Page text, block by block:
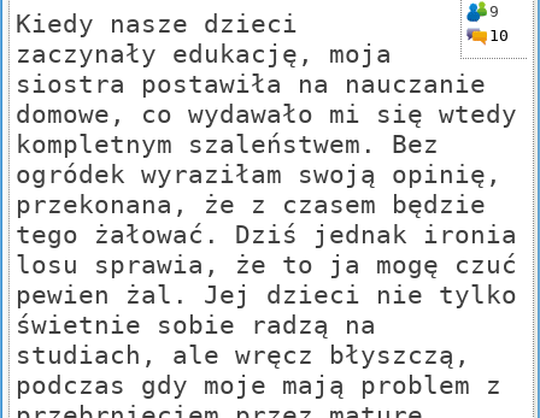
9
10
Kiedy nasze dzieci
zaczynały edukację, moja
siostra postawiła na nauczanie
domowe, co wydawało mi się wtedy
kompletnym szaleństwem. Bez
ogródek wyraziłam swoją opinię,
przekonana, że z czasem będzie
tego żałować. Dziś jednak ironia
losu sprawia, że to ja mogę czuć
pewien żal. Jej dzieci nie tylko
świetnie sobie radzą na
studiach, ale wręcz błyszczą,
podczas gdy moje mają problem z